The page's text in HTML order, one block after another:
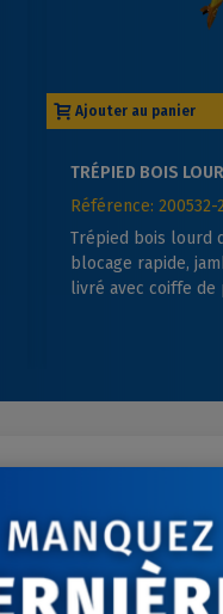
Ajouter au panier
TRÉPIED BOIS
SERRAGE
Référence: 200532-
Trépied bois lourd
blocage rapide,
livré avec coiffe de
Contactez-nous
A votre écoute du lundi au
vendredi